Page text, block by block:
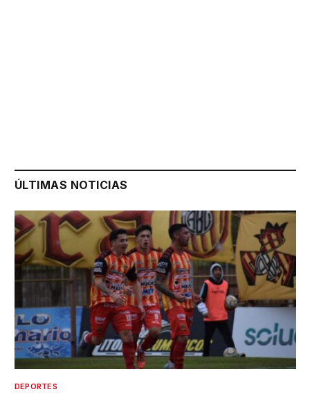
ÚLTIMAS NOTICIAS
DEPORTES